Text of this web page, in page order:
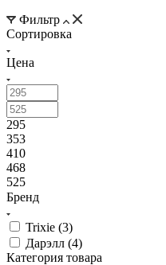
Фильтр
Сортировка
Цена
295
353
410
468
525
Бренд
Trixie (3)
Дарэлл (4)
Категория товара